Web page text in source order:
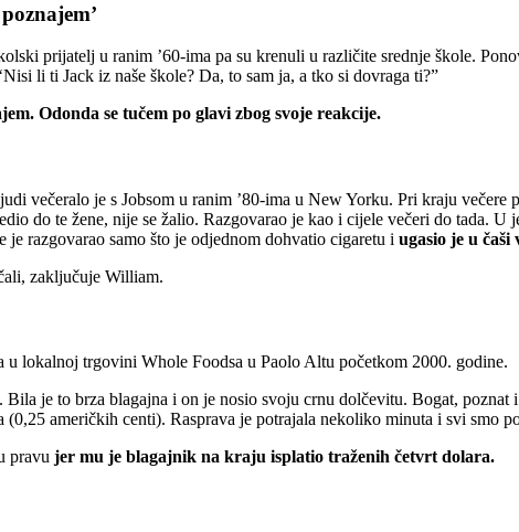
prijatelj u ranim ’60-ima pa su krenuli u različite srednje škole.
li ti Jack iz naše škole? Da, to sam ja, a tko si dovraga ti?”
Odonda se tučem po glavi zbog svoje reakcije.
večeralo je s Jobsom u ranim ’80-ima u New Yorku. Pri kraju večere
do te žene, nije se žalio. Razgovarao je kao i cijele večeri do tada.
je razgovarao samo što je odjednom dohvatio cigaretu i ugasio je u čaši
zaključuje William.
u lokalnoj trgovini Whole Foodsa u Paolo Altu početkom 2000. godine.
Bila je to brza blagajna i on je nosio svoju crnu dolčevitu. Bogat,
(0,25 američkih centi). Rasprava je potrajala nekoliko minuta i svi smo
pravu jer mu je blagajnik na kraju isplatio traženih četvrt dolara.